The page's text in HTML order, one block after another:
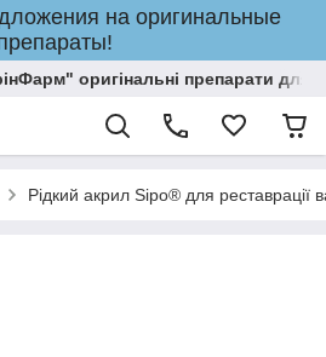
на оригинальные
оригінальні препарати для
Рідкий акрил Sipo® для реставрації